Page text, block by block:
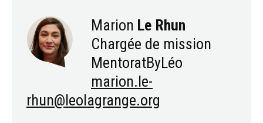
Marion Le Rhun
Chargée de mission
MentoratByLéo
marion.le-
rhun@leolagrange.org